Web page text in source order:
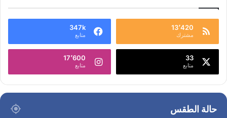
13٬420
مشترك
347k
متابع
33
متابع
17٬600
متابع
حالة الطقس